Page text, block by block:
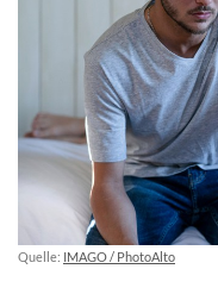
Quelle: IMAGO / PhotoAlto